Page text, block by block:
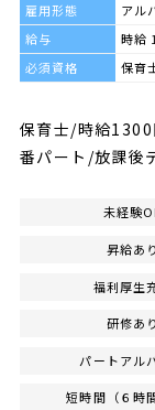
雇用形態
アル
給与
時給
必須資格
保育
保育士/時給
番パート/放課後
未経験
昇給あり
福利厚生
研修あり
パートアル
短時間（６時